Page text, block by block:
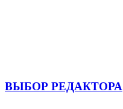
ВЫБОР РЕДАКТОРА